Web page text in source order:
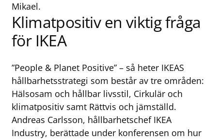
Mikael.
Klimatpositiv en viktig fråga
för IKEA
”People & Planet Positive” – så heter IKEAS
hållbarhetsstrategi som består av tre områden:
Hälsosam och hållbar livsstil, Cirkulär och
klimatpositiv samt Rättvis och jämställd.
Andreas Carlsson, hållbarhetschef IKEA
Industry, berättade under konferensen om hur